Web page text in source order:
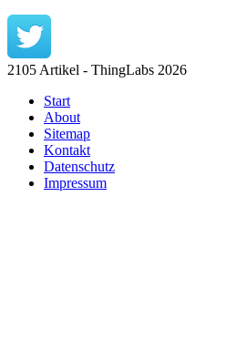
2105 Artikel - ThingLabs 2026
Start
About
Sitemap
Kontakt
Datenschutz
Impressum